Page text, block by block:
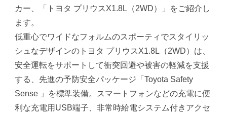
カー、「トヨタ プリウスX1.8L（2WD）」をご紹介し
ます。
低重心でワイドなフォルムのスポーティでスタイリッ
シュなデザインのトヨタ プリウスX1.8L（2WD）は、
安全運転をサポートして衝突回避や被害の軽減を支援
する、先進の予防安全パッケージ「Toyota Safety
Sense 」を標準装備。スマートフォンなどの充電に便
利な充電用USB端子、非常時給電システム付きアクセ